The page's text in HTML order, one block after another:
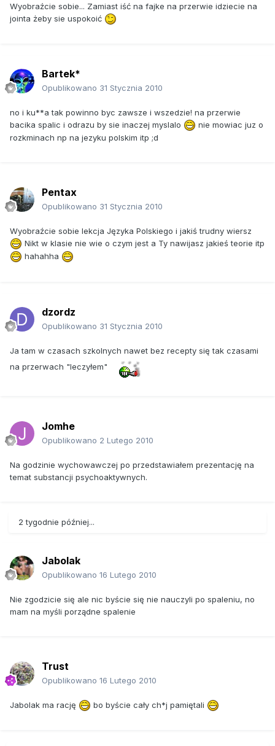
Wyobraźcie sobie... Zamiast iść na fajke na przerwie idziecie na
jointa żeby sie uspokoić
Bartek*
Opublikowano 31 Stycznia 2010
no i ku**a tak powinno byc zawsze i wszedzie! na przerwie
bacika spalic i odrazu by sie inaczej myslalo
nie mowiac juz o
rozkminach np na jezyku polskim itp ;d
Pentax
Opublikowano 31 Stycznia 2010
Wyobraźcie sobie lekcja Języka Polskiego i jakiś trudny wiersz
Nikt w klasie nie wie o czym jest a Ty nawijasz jakieś teorie itp
hahahha
dzordz
Opublikowano 31 Stycznia 2010
Ja tam w czasach szkolnych nawet bez recepty się tak czasami
na przerwach "leczyłem"
Jomhe
Opublikowano 2 Lutego 2010
Na godzinie wychowawczej po przedstawiałem prezentację na
temat substancji psychoaktywnych.
2 tygodnie później...
Jabolak
Opublikowano 16 Lutego 2010
Nie zgodzicie się ale nic byście się nie nauczyli po spaleniu, no
mam na myśli porządne spalenie
Trust
Opublikowano 16 Lutego 2010
Jabolak ma rację bo byście cały ch*j pamiętali